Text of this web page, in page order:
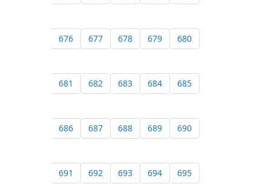
676 677 678 679 680
681 682 683 684 685
686 687 688 689 690
691 692 693 694 695